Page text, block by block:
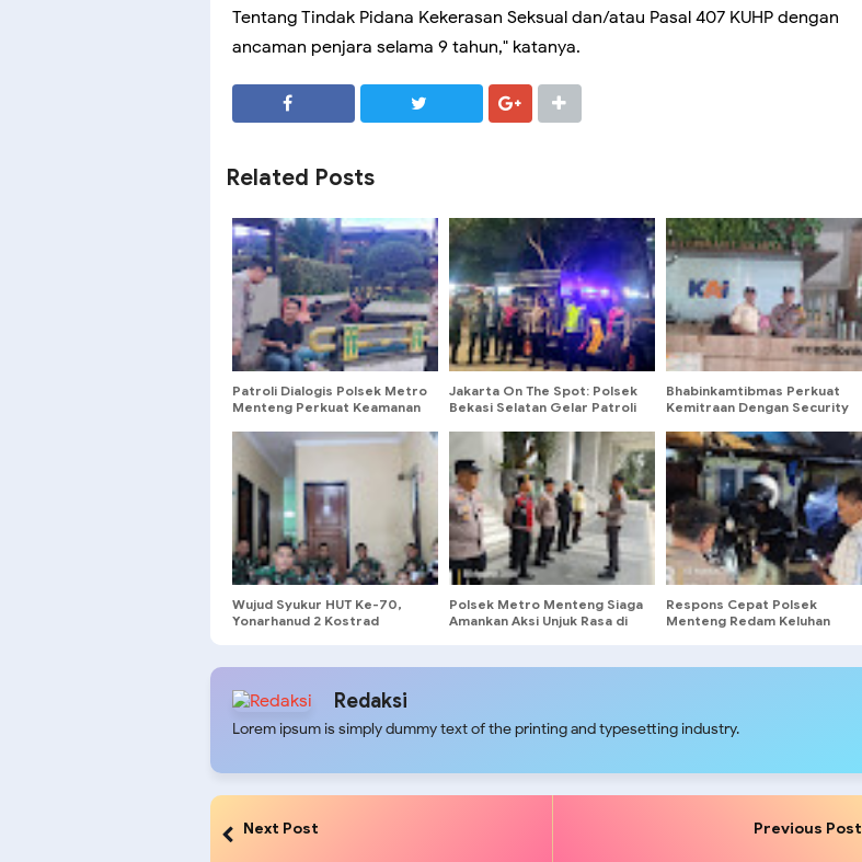
Tentang Tindak Pidana Kekerasan Seksual dan/atau Pasal 407 KUHP dengan
ancaman penjara selama 9 tahun," katanya.
Related Posts
Patroli Dialogis Polsek Metro
Menteng Perkuat Keamanan
Jakarta On The Spot: Polsek
Bekasi Selatan Gelar Patroli
Pengabdian Untuk
Masyarakat
Bhabinkamtibmas Perkuat
Kemitraan Dengan Security
Lingkungan Aman
Wujud Syukur HUT Ke-70,
Yonarhanud 2 Kostrad
Polsek Metro Menteng Siaga
Amankan Aksi Unjuk Rasa di
Respons Cepat Polsek
Menteng Redam Keluhan
Redaksi
Lorem ipsum is simply dummy text of the printing and typesetting industry.
Next Post Previous Post